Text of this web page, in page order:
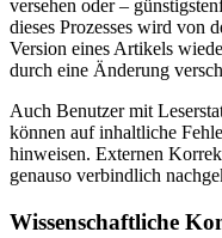
versehen oder –
dieses Prozesses wird von
Version eines Artikels
durch eine Änderung
Auch Benutzer mit
können auf inhaltliche
hinweisen. Externen
genauso verbindlich
Wissenschaftliche